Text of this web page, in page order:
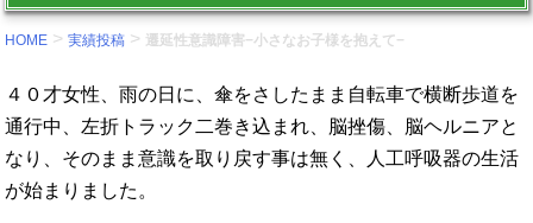
る。
HOME >実績投稿 > 遷延性意識障害−小さなお子様を抱えて−
４０才女性、雨の日に、傘をさしたまま自転車で横断歩道を
通行中、左折トラック二巻き込まれ、脳挫傷、脳ヘルニアと
なり、そのまま意識を取り戻す事は無く、人工呼吸器の生活
が始まりました。